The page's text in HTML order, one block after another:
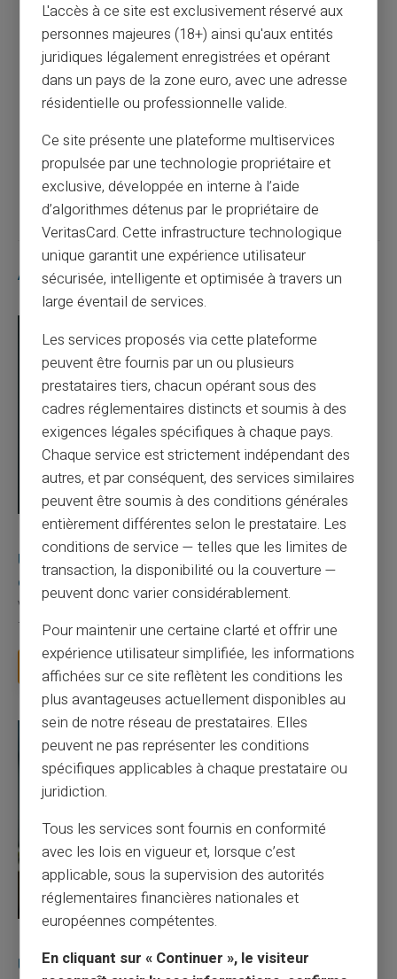
Article précédent
Guide pratique pour charger votre carte
Articles similaires
03/08/2026 Veritas Carte prépayée
Une carte bancaire gratuite sans compte, ça
existe ?
Vous avez tapé cette recherche parce que votre banque vous
facture 50 € par an pour une carte que vo...
Lire la suite
Utilisation responsable du paiement mobile avec
L'accès à ce site est exclusivement réservé aux
personnes majeures (18+) ainsi qu'aux entités
juridiques légalement enregistrées et opérant
dans un pays de la zone euro, avec une adresse
résidentielle ou professionnelle valide.
Ce site présente une plateforme multiservices
propulsée par une technologie propriétaire et
exclusive, développée en interne à l’aide
d’algorithmes détenus par le propriétaire de
VeritasCard. Cette infrastructure technologique
unique garantit une expérience utilisateur
sécurisée, intelligente et optimisée à travers un
large éventail de services.
Les services proposés via cette plateforme
peuvent être fournis par un ou plusieurs
prestataires tiers, chacun opérant sous des
cadres réglementaires distincts et soumis à des
exigences légales spécifiques à chaque pays.
Chaque service est strictement indépendant des
autres, et par conséquent, des services similaires
peuvent être soumis à des conditions générales
entièrement différentes selon le prestataire. Les
conditions de service — telles que les limites de
transaction, la disponibilité ou la couverture —
peuvent donc varier considérablement.
Pour maintenir une certaine clarté et offrir une
expérience utilisateur simplifiée, les informations
affichées sur ce site reflètent les conditions les
plus avantageuses actuellement disponibles au
sein de notre réseau de prestataires. Elles
peuvent ne pas représenter les conditions
spécifiques applicables à chaque prestataire ou
juridiction.
Tous les services sont fournis en conformité
avec les lois en vigueur et, lorsque c’est
applicable, sous la supervision des autorités
réglementaires financières nationales et
européennes compétentes.
En cliquant sur « Continuer », le visiteur